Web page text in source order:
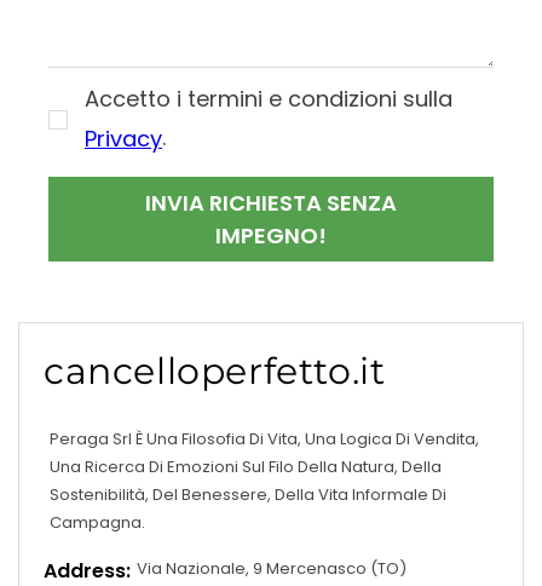
Accetto i termini e condizioni sulla
Privacy.
INVIA RICHIESTA SENZA
IMPEGNO!
cancelloperfetto.it
Peraga Srl È Una Filosofia Di Vita, Una Logica Di Vendita,
Una Ricerca Di Emozioni Sul Filo Della Natura, Della
Sostenibilità, Del Benessere, Della Vita Informale Di
Campagna.
Address: Via Nazionale, 9 Mercenasco (TO)